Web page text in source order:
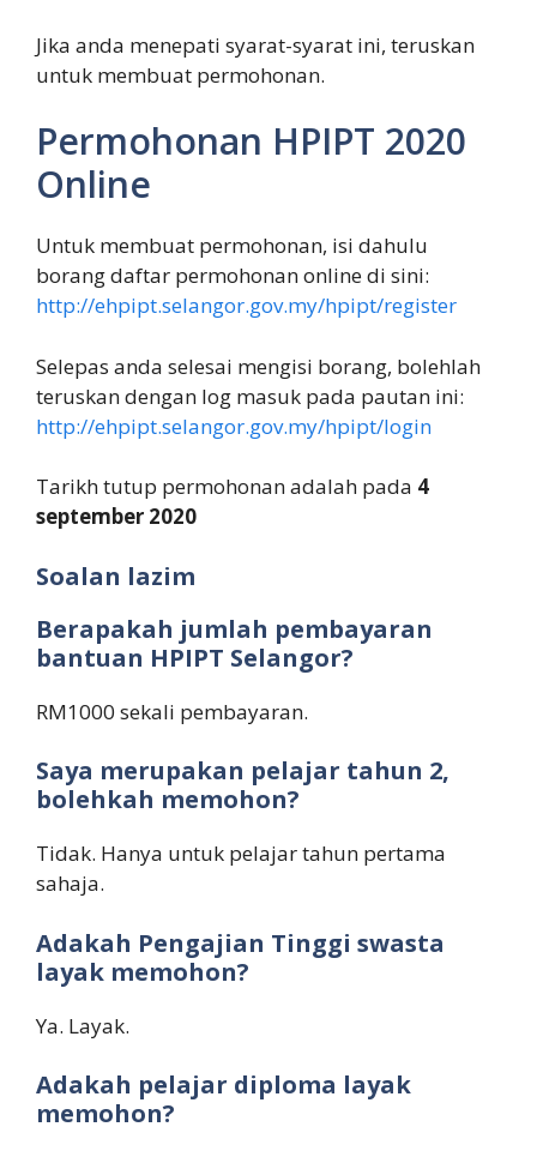
Jika anda menepati syarat-syarat ini, teruskan
untuk membuat permohonan.
Permohonan HPIPT 2020
Online
Untuk membuat permohonan, isi dahulu
borang daftar permohonan online di sini:
http://ehpipt.selangor.gov.my/hpipt/register
Selepas anda selesai mengisi borang, bolehlah
teruskan dengan log masuk pada pautan ini:
http://ehpipt.selangor.gov.my/hpipt/login
Tarikh tutup permohonan adalah pada 4
september 2020
Soalan lazim
Berapakah jumlah pembayaran
bantuan HPIPT Selangor?
RM1000 sekali pembayaran.
Saya merupakan pelajar tahun 2,
bolehkah memohon?
Tidak. Hanya untuk pelajar tahun pertama
sahaja.
Adakah Pengajian Tinggi swasta
layak memohon?
Ya. Layak.
Adakah pelajar diploma layak
memohon?